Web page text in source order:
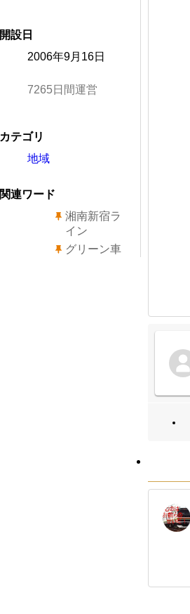
開設日
2006年9月16日
7265日間運営
カテゴリ
地域
関連ワード
湘南新宿ラ
イン
グリーン車